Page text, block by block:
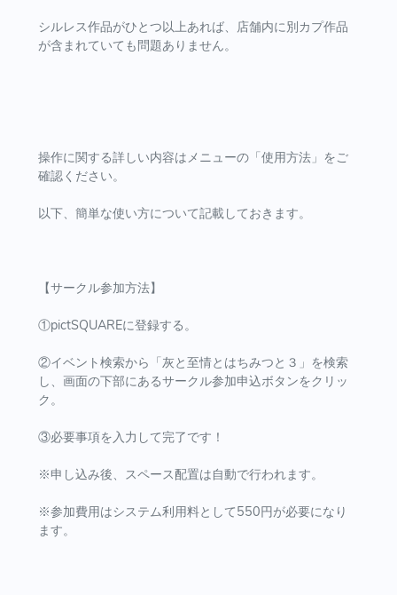
シルレス作品がひとつ以上あれば、店舗内に別カプ作品
が含まれていても問題ありません。
操作に関する詳しい内容はメニューの「使用方法」をご
確認ください。
以下、簡単な使い方について記載しておきます。
【サークル参加方法】
①pictSQUAREに登録する。
②イベント検索から「灰と至情とはちみつと３」を検索
し、画面の下部にあるサークル参加申込ボタンをクリッ
ク。
③必要事項を入力して完了です！
※申し込み後、スペース配置は自動で行われます。
※参加費用はシステム利用料として550円が必要になり
ます。